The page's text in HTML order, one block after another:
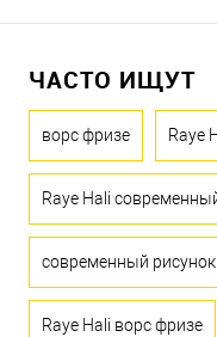
ЧАСТО ИЩУТ
ворс фризе Raye
Raye Hali
современный рисунок
Raye Hali ворс фризе